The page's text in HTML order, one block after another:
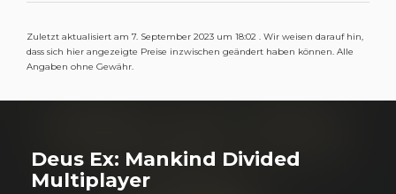
Zuletzt aktualisiert am 7. September 2023 um 18:02 . Wir weisen darauf hin,
dass sich hier angezeigte Preise inzwischen geändert haben können. Alle
Angaben ohne Gewähr.
Deus Ex: Mankind Divided
Multiplayer